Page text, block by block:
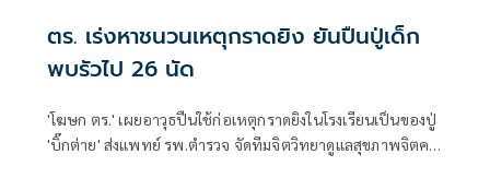
ตร. เร่งหาชนวนเหตุกราดยิง ยันปืนปู่เด็ก
พบรัวไป 26 นัด
'โฆษก ตร.' เผยอาวุธปืนใช้ก่อเหตุกราดยิงในโรงเรียนเป็นของปู่
'บิ๊กต่าย' ส่งแพทย์ รพ.ตำรวจ จัดทีมจิตวิทยาดูแลสุขภาพจิตครู